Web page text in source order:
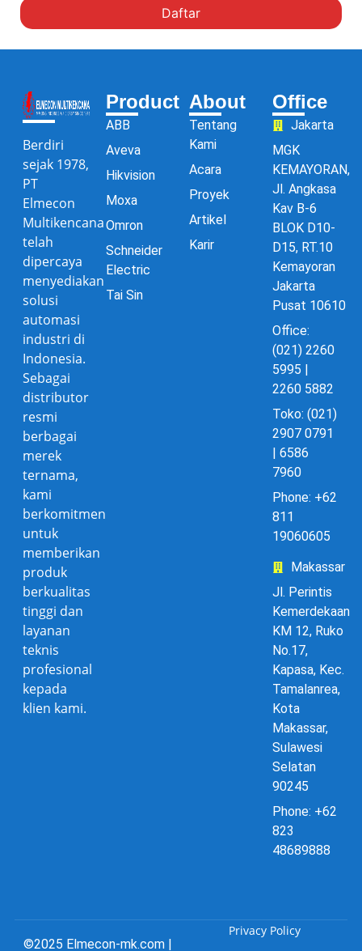
Daftar
Berdiri
sejak 1978,
PT
Elmecon
Multikencana
telah
dipercaya
menyediakan
solusi
automasi
industri di
Indonesia.
Sebagai
distributor
resmi
berbagai
merek
ternama,
kami
berkomitmen
untuk
memberikan
produk
berkualitas
tinggi dan
layanan
teknis
profesional
kepada
klien kami.
Product
ABB
Aveva
Hikvision
Moxa
Omron
Schneider
Electric
Tai Sin
About
Tentang
Kami
Acara
Proyek
Artikel
Karir
Office
Jakarta
MGK
KEMAYORAN,
Jl. Angkasa
Kav B-6
BLOK D10-
D15, RT.10
Kemayoran
Jakarta
Pusat 10610
Office:
(021) 2260
5995 |
2260 5882
Toko: (021)
2907 0791
| 6586
7960
Phone: +62
811
19060605
Makassar
Jl. Perintis
Kemerdekaan
KM 12, Ruko
No.17,
Kapasa, Kec.
Tamalanrea,
Kota
Makassar,
Sulawesi
Selatan
90245
Phone: +62
823
48689888
©2025 Elmecon-mk.com |
Privacy Policy